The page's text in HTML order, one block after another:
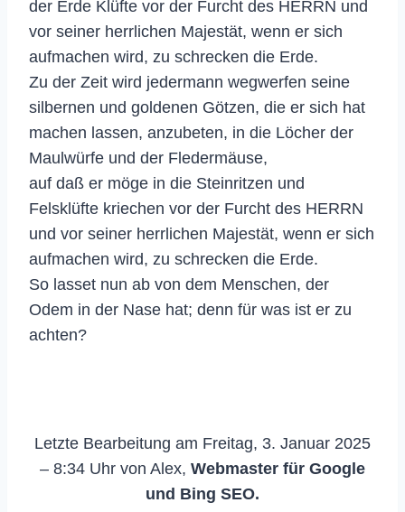
der Erde Klüfte vor der Furcht des HERRN und
vor seiner herrlichen Majestät, wenn er sich
aufmachen wird, zu schrecken die Erde.
Zu der Zeit wird jedermann wegwerfen seine
silbernen und goldenen Götzen, die er sich hat
machen lassen, anzubeten, in die Löcher der
Maulwürfe und der Fledermäuse,
auf daß er möge in die Steinritzen und
Felsklüfte kriechen vor der Furcht des HERRN
und vor seiner herrlichen Majestät, wenn er sich
aufmachen wird, zu schrecken die Erde.
So lasset nun ab von dem Menschen, der
Odem in der Nase hat; denn für was ist er zu
achten?
Letzte Bearbeitung am Freitag, 3. Januar 2025
– 8:34 Uhr von Alex, Webmaster für Google
und Bing SEO.